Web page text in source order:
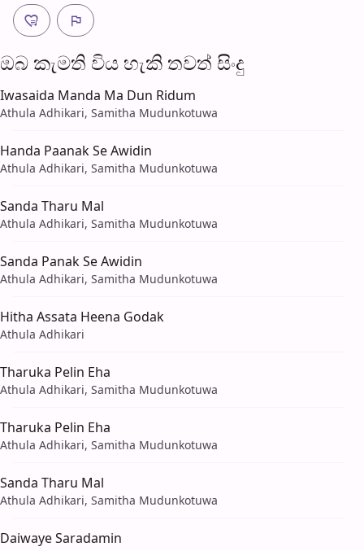
ඔබ කැමති විය හැ​කි තව​ත් සිංදු
Iwasaida Manda Ma Dun Ridum
Athula Adhikari, Samitha Mudunkotuwa
Handa Paanak Se Awidin
Athula Adhikari, Samitha Mudunkotuwa
Sanda Tharu Mal
Athula Adhikari, Samitha Mudunkotuwa
Sanda Panak Se Awidin
Athula Adhikari, Samitha Mudunkotuwa
Hitha Assata Heena Godak
Athula Adhikari
Tharuka Pelin Eha
Athula Adhikari, Samitha Mudunkotuwa
Tharuka Pelin Eha
Athula Adhikari, Samitha Mudunkotuwa
Sanda Tharu Mal
Athula Adhikari, Samitha Mudunkotuwa
Daiwaye Saradamin